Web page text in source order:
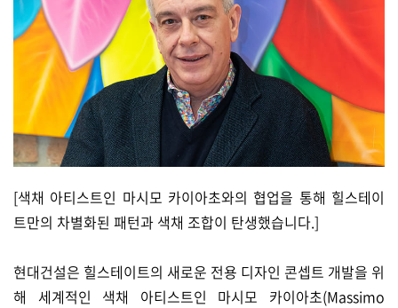
[색채 아티스트인 마시모 카이아초와의 협업을 통해 힐스테이
트만의 차별화된 패턴과 색채 조합이 탄생했습니다.]
현대건설은 힐스테이트의 새로운 전용 디자인 콘셉트 개발을 위
해 세계적인 색채 아티스트인 마시모 카이아초(Massimo